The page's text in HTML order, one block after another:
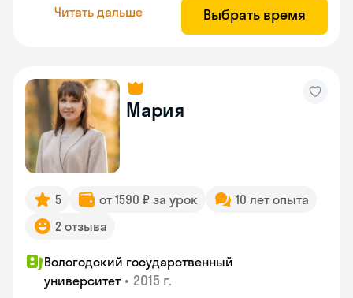
Читать дальше Выбрать время
Мария
5 от 1590 ₽ за урок
10 лет опыта
2 отзыва
Вологодский государственный
университет • 2015 г.